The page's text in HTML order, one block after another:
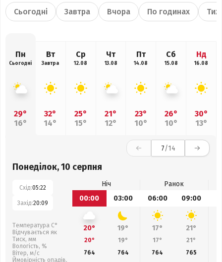
Сьогодні Завтра Вчора По годинах
Пн
Сьогодні
29°
16°
Вт
Завтра
32°
14°
Ср
12.08
25°
15°
Чт
13.08
21°
12°
Пт
14.08
23°
10°
Сб
15.08
26°
10°
Нд
16.08
30°
13°
7/14
Понеділок, 10 серпня
Схід:05:22
Захід:20:09
Температура С°
Відчувається як
Тиск, мм
Вологість, %
Вітер, м/с
Ймовірність опадів,
Ніч
Ранок
00:00
03:00 06:00 09:00
20° 19° 17° 21°
20° 19° 17° 21°
764
764 764 765